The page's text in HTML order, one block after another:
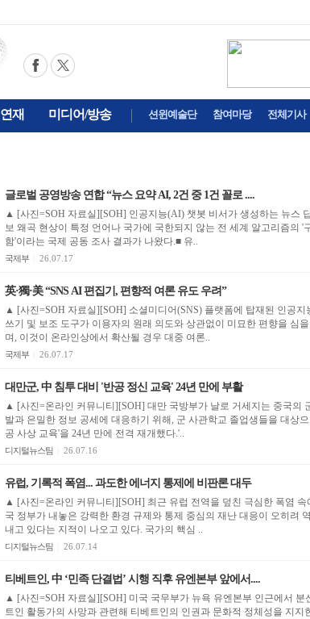
연재 미디어/방송 션윈예술단 참여마당 전체기사
글로벌 공영방송 연합 “뉴스 요약 AI, 2건 중 1건 꼴로 ....
▲ [사진=SOH 자료실][SOH] 인공지능(AI) 챗봇 비서가 생성하는 뉴스
보 왜곡 현상이 특정 언어나 국가에 국한되지 않는 전 세계 알고리즘의 '
함'이라는 국제 공동 조사 결과가 나왔다.■ 유..
국제부 26.07.17
英·獨·美 “SNS AI 편집기, 편향적 여론 유도 우려”
▲ [사진=SOH 자료실][SOH] 소셜미디어(SNS) 플랫폼에 탑재된 인공지
쓰기 및 보조 도구가 이용자의 원래 의도와 상관없이 미묘한 편향을 심
며, 이것이 온라인상에서 확산될 경우 대중 여론..
국제부 26.07.17
대만군, 中 침투 대비 '반공 정신 교육' 24년 만에 부활
▲ [사진=온라인 커뮤니티][SOH] 대만 국방부가 날로 거세지는 중국의
발과 은밀한 정보 공세에 대응하기 위해, 군 사관학교 졸업생들을 대상
공 사상 교육'을 24년 만에 전격 재개했다.'..
디지털뉴스팀 26.07.16
유럽, 기록적 폭염... 과도한 에너지 통제에 비판론 대두
▲ [사진=온라인 커뮤니티][SOH] 최근 유럽 전역을 덮친 극심한 폭염 속
국 정부가 내놓은 강력한 환경 규제와 통제 중심의 재난 대응이 오히려
내고 있다는 지적이 나오고 있다. 국가의 핵심 ..
디지털뉴스팀 26.07.14
티베트인, 中 ‘민족 단결법’ 시행 직후 유엔본부 앞에서....
▲ [사진=SOH 자료실][SOH] 미국 국무부가 뉴욕 유엔본부 인근에서 분
트인 활동가의 사망과 관련해 티베트인의 인권과 문화적 정체성을 지지